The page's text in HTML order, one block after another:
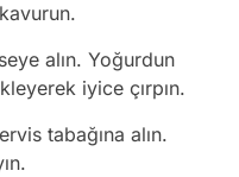
alın. Yoğurdun
iyice çırpın.
tabağına alın.